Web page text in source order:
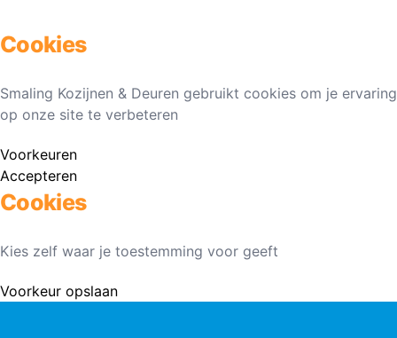
Cookies
Smaling Kozijnen & Deuren gebruikt cookies om je ervaring
op onze site te verbeteren
Voorkeuren
Accepteren
Cookies
Kies zelf waar je toestemming voor geeft
Voorkeur opslaan